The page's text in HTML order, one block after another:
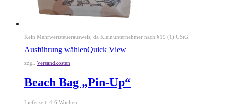
Kein Mehrwertsteuerausweis, da Kleinunternehmer nach §19 (1) UStG.
Ausführung wählenQuick View
zzgl. Versandkosten
Beach Bag „Pin-Up“
Lieferzeit: 4-6 Wochen